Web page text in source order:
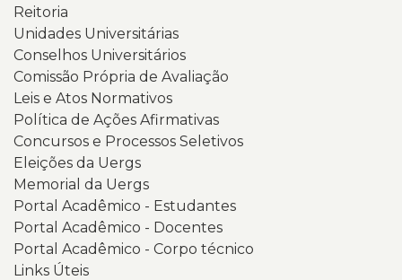
claro.
Na
tela
do
celular,
aparece
a
página
da
Consulta
Popular
2026,
com
tela
está
aberta
a
página
inicial
do
Portal
da
Transparência
e
Governança
da
Reitoria
Unidades Universitárias
Conselhos Universitários
Comissão Própria de Avaliação
Leis e Atos Normativos
Política de Ações Afirmativas
Concursos e Processos Seletivos
Eleições da Uergs
Memorial da Uergs
Portal Acadêmico - Estudantes
Portal Acadêmico - Docentes
Portal Acadêmico - Corpo técnico
Links Úteis